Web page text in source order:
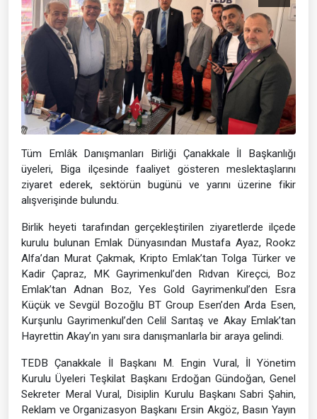
Tüm Emlâk Danışmanları Birliği Çanakkale İl Başkanlığı
üyeleri, Biga ilçesinde faaliyet gösteren meslektaşlarını
ziyaret ederek, sektörün bugünü ve yarını üzerine fikir
alışverişinde bulundu.
Birlik heyeti tarafından gerçekleştirilen ziyaretlerde ilçede
kurulu bulunan Emlak Dünyasından Mustafa Ayaz, Rookz
Alfa’dan Murat Çakmak, Kripto Emlak’tan Tolga Türker ve
Kadir Çapraz, MK Gayrimenkul’den Rıdvan Kireçci, Boz
Emlak’tan Adnan Boz, Yes Gold Gayrimenkul’den Esra
Küçük ve Sevgül Bozoğlu BT Group Esen’den Arda Esen,
Kurşunlu Gayrimenkul’den Celil Sarıtaş ve Akay Emlak’tan
Hayrettin Akay’ın yanı sıra danışmanlarla bir araya gelindi.
TEDB Çanakkale İl Başkanı M. Engin Vural, İl Yönetim
Kurulu Üyeleri Teşkilat Başkanı Erdoğan Gündoğan, Genel
Sekreter Meral Vural, Disiplin Kurulu Başkanı Sabri Şahin,
Reklam ve Organizasyon Başkanı Ersin Akgöz, Basın Yayın